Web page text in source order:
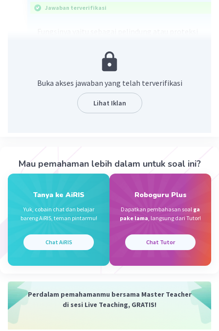
Jawaban terverifikasi
itu, jaringan epitel berfungsi sebagai kelenjar,
yaitu cairan yang menghasilkan getah.
Beri Rating Balas
Iklan
Tidak ada jaringan epitel pada tumbuhan
jaringan epitel terdapat pada sel
hewan. Namun, jaringan epitel ini mirip
fungsinya dengan jaringan epidermis pada
tumbuhan. Beberapa fungsinya antara lain
Untuk melindungi permukaan tubuh
penguapan.
Derivat epidermis pada tanaman akan
Buka akses jawaban yang telah terverifikasi
Lihat Iklan
Mau pemahaman lebih dalam untuk soal ini?
Tanya ke AiRIS
Yuk, cobain chat dan belajar
bareng AiRIS, teman pintarmu!
Chat AiRIS
Roboguru Plus
Dapatkan pembahasan soal ga
pake lama, langsung dari Tutor!
Chat Tutor
Perdalam pemahamanmu bersama Master Teacher
di sesi Live Teaching, GRATIS!